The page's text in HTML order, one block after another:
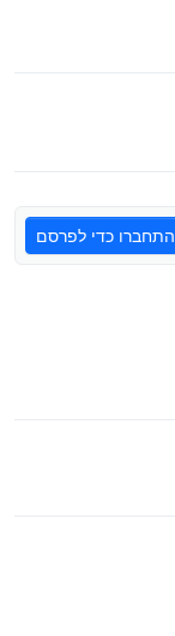
התחברו כדי לפרסם